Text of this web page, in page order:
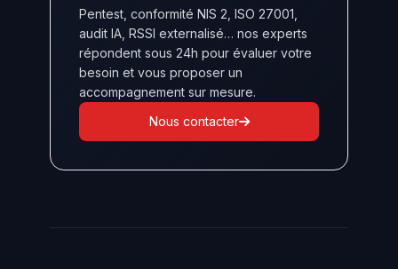
Pentest, conformité NIS 2, ISO 27001,
audit IA, RSSI externalisé… nos experts
répondent sous 24h pour évaluer votre
besoin et vous proposer un
accompagnement sur mesure.
Nous contacter